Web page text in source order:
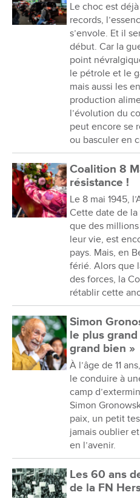
Le choc est
records,
s’envole. Et il
début. Car la
point
le pétrole et le
mais aussi les
production
l’évolution du
peut encore se
ou basculer en
Coalition 8
résistance !
Le 8 mai 1945,
Cette date de
que des
leur vie, est
pays. Mais, en
férié. Alors que
des forces, la
rétablir cette
Simon
le plus
grand bien »
À l’âge de 11
le conduire à
camp
Simon
paix, un petit
jamais oublier
en l’avenir.
Les 60 ans
de la FN